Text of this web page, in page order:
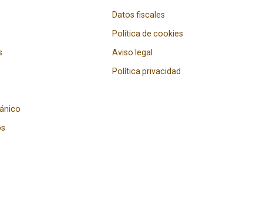
Datos fiscales
Política de cookies
Aviso legal
Política privacidad